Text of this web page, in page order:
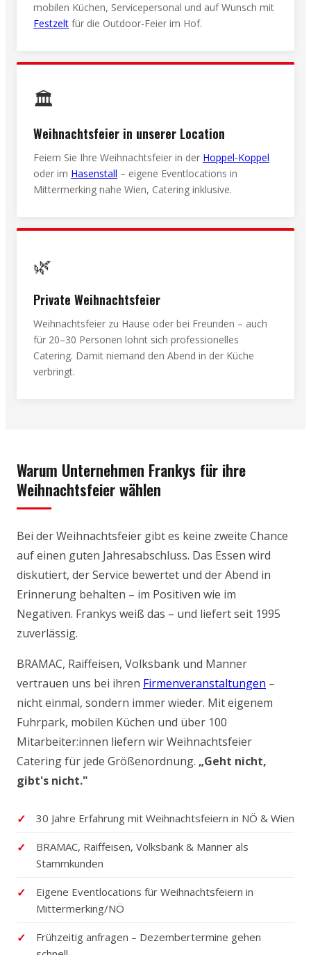
mobilen Küchen, Servicepersonal und auf Wunsch mit
Festzelt für die Outdoor-Feier im Hof.
🏛️
Weihnachtsfeier in unserer Location
Feiern Sie Ihre Weihnachtsfeier in der Hoppel-Koppel
oder im Hasenstall – eigene Eventlocations in
Mittermerking nahe Wien, Catering inklusive.
🌿
Private Weihnachtsfeier
Weihnachtsfeier zu Hause oder bei Freunden – auch
für 20–30 Personen lohnt sich professionelles
Catering. Damit niemand den Abend in der Küche
verbringt.
Warum Unternehmen Frankys für ihre
Weihnachtsfeier wählen
Bei der Weihnachtsfeier gibt es keine zweite Chance
auf einen guten Jahresabschluss. Das Essen wird
diskutiert, der Service bewertet und der Abend in
Erinnerung behalten – im Positiven wie im
Negativen. Frankys weiß das – und liefert seit 1995
zuverlässig.
BRAMAC, Raiffeisen, Volksbank und Manner
vertrauen uns bei ihren Firmenveranstaltungen –
nicht einmal, sondern immer wieder. Mit eigenem
Fuhrpark, mobilen Küchen und über 100
Mitarbeiter:innen liefern wir Weihnachtsfeier
Catering für jede Größenordnung. „Geht nicht,
gibt's nicht."
30 Jahre Erfahrung mit Weihnachtsfeiern in NÖ & Wien
BRAMAC, Raiffeisen, Volksbank & Manner als
Stammkunden
Eigene Eventlocations für Weihnachtsfeiern in
Mittermerking/NÖ
Frühzeitig anfragen – Dezembertermine gehen